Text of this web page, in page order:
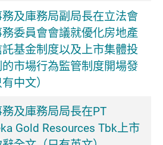
及庫務局副局長在立法會
委員會會議就優化房地產
基金制度以及上市集體投
市場行為監管制度開場發
中文）
及庫務局局長在PT
Gold Resources Tbk上市